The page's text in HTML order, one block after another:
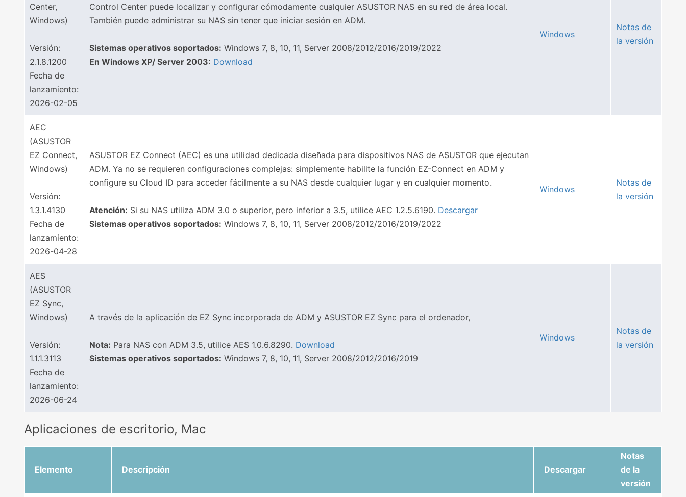
Center,
Windows)
Versión:
2.1.8.1200
Fecha de
lanzamiento:
2026-02-05
Control Center puede localizar y configurar cómodamente cualquier ASUSTOR NAS en su red de área local.
También puede administrar su NAS sin tener que iniciar sesión en ADM.
Sistemas operativos soportados: Windows 7, 8, 10, 11, Server 2008/2012/2016/2019/2022
En Windows XP/ Server 2003: Download
Windows
Notas de
la versión
AEC
(ASUSTOR
EZ Connect,
Windows)
Versión:
1.3.1.4130
Fecha de
lanzamiento:
2026-04-28
ASUSTOR EZ Connect (AEC) es una utilidad dedicada diseñada para dispositivos NAS de ASUSTOR que ejecutan
ADM. Ya no se requieren configuraciones complejas: simplemente habilite la función EZ-Connect en ADM y
configure su Cloud ID para acceder fácilmente a su NAS desde cualquier lugar y en cualquier momento.
Atención: Si su NAS utiliza ADM 3.0 o superior, pero inferior a 3.5, utilice AEC 1.2.5.6190. Descargar
Sistemas operativos soportados: Windows 7, 8, 10, 11, Server 2008/2012/2016/2019/2022
Windows
Notas de
la versión
AES
(ASUSTOR
EZ Sync,
Windows)
Versión:
1.1.1.3113
Fecha de
lanzamiento:
2026-06-24
A través de la aplicación de EZ Sync incorporada de ADM y ASUSTOR EZ Sync para el ordenador,
Nota: Para NAS con ADM 3.5, utilice AES 1.0.6.8290. Download
Sistemas operativos soportados: Windows 7, 8, 10, 11, Server 2008/2012/2016/2019
Windows
Notas de
la versión
Aplicaciones de escritorio, Mac
Elemento Descripción Descargar
Notas
de la
versión